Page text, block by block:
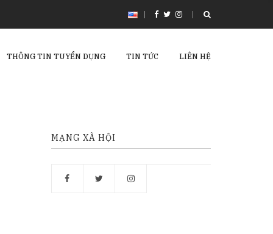
|
THÔNG TIN TUYỂN DỤNG TIN TỨC LIÊN HỆ
MẠNG XÃ HỘI